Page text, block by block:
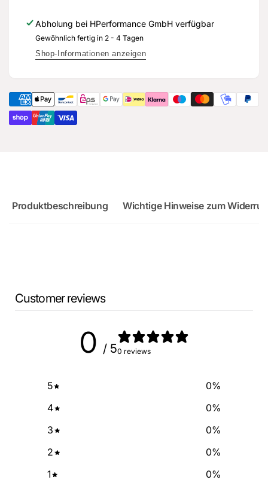
E-
Original
Ersatzteil
RS3
Sportback
099
E-
Original
Audi
RS3
Sportback
Abholung bei HPerformance GmbH verfügbar
Gewöhnlich fertig in 2 - 4 Tagen
Shop-Informationen anzeigen
Produktbeschreibung Wichtige Hinweise zum
Customer reviews
0 / 50 reviews
5 0%
4
0%
3
0%
2
0%
1
0%